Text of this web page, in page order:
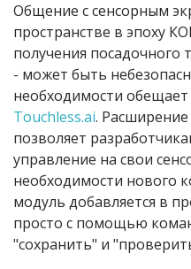
Общение с сенсорным
пространстве в эпоху
получения посадочного
- может быть
необходимости обещает
Touchless.ai. Расширение
позволяет
управление на свои
необходимости нового
модуль добавляется в
просто с помощью
"сохранить" и